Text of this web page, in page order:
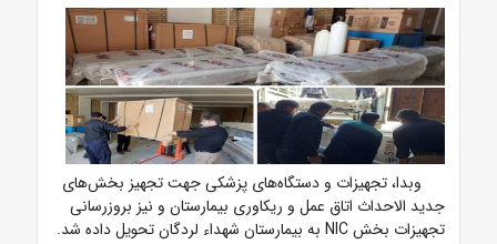
وبدا، تجهیزات و دستگاه‌های پزشکی جهت تجهیز بخش‌های
جدید الاحداث اتاق عمل و ریکاوری بیمارستان و نیز بروزرسانی
تجهیزات بخش NIC به بیمارستان شهداء لردگان تحویل داده شد.